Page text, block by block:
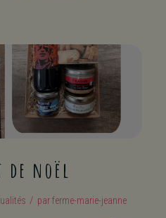
de noël
/ parferme-marie-jeanne